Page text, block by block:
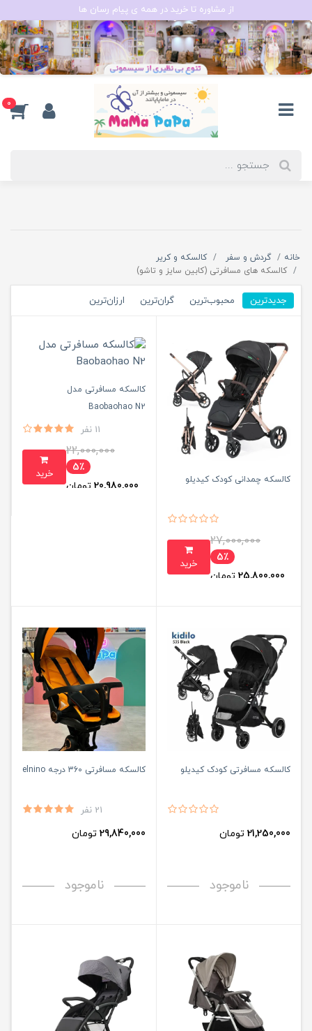
از مشاوره تا خرید در همه ی پیام رسان ها
0
خانه گردش و سفر
کالسکه و کریر
کالسکه های مسافرتی (کابین سایز و تاشو)
جدیدترین محبوب‌ترین گران‌ترین ارزان‌ترین
کالسکه چمدانی کودک کیدیلو
27,000,000
5٪
25,800,000 تومان
خرید
کالسکه مسافرتی مدل
Baobaohao N2
11 نفر
22,000,000
5٪
20,980,000 تومان
خرید
کالسکه مسافرتی کودک کیدیلو
21,250,000 تومان
ناموجود
کالسکه مسافرتی 360 درجه elnino
21 نفر
29,840,000 تومان
ناموجود